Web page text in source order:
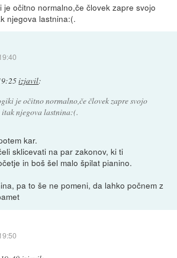
je očitno normalno,če človek zapre svojo
njegova lastnina:(.
izjavil:
je očitno normalno,če človek zapre svojo
itak njegova lastnina:(.
kar.
sklicevati na par zakonov, ki ti
in boš šel malo špilat pianino.
pa to še ne pomeni, da lahko počnem z